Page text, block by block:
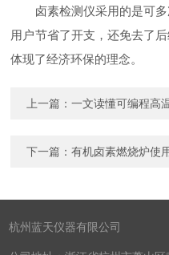
卤素检测仪采用的是可多
用户节省了开支，还免去了
体现了经济环保的理念。
上一篇：一文读懂可编程高
下一篇：有机卤素燃烧炉使
杭州蓝天仪器有限公司